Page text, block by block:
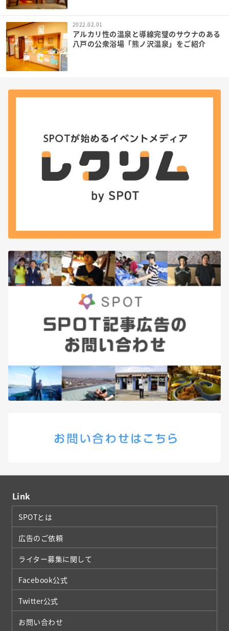
2022.02.01
アルカリ性の温泉と導線完璧のサウナのある
八戸の公衆浴場「熊ノ沢温泉」をご紹介
Link
SPOTとは
広告のご依頼
ライター募集に関して
Facebook公式
Twitter公式
お問い合わせ